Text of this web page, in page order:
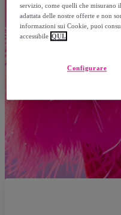
servizio, come quelli che misurano
adattata delle nostre offerte e non
informazioni sui Cookie, puoi
accessibile QUI.
Configurare